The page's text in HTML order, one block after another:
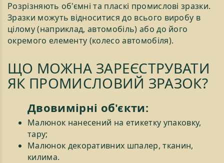
Розрізняють об'ємні та пласкі промислові зразки.
Зразки можуть відноситися до всього виробу в
цілому (наприклад, автомобіль) або до його
окремого елементу (колесо автомобіля).
ЩО МОЖНА ЗАРЕЄСТРУВАТИ
ЯК ПРОМИСЛОВИЙ ЗРАЗОК?
Двовимірні об'єкти:
Малюнок нанесений на етикетку упаковку,
тару;
Малюнок декоративних шпалер, тканин,
килима.